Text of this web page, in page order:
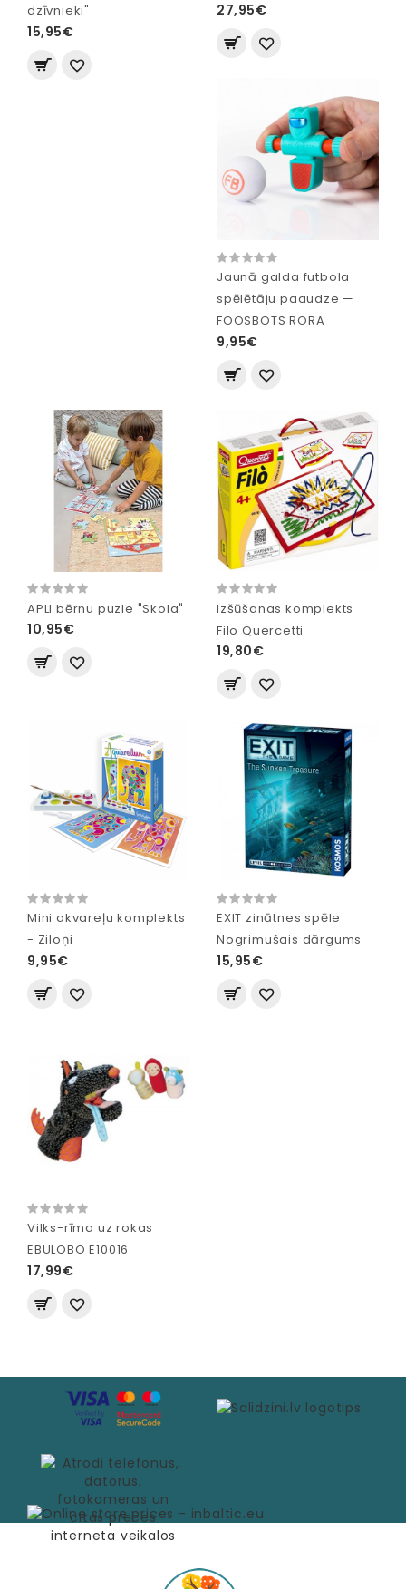
dzīvnieki"
15,95€
27,95€
Jaunā galda futbola
spēlētāju paaudze —
FOOSBOTS RORA
9,95€
APLI bērnu puzle "Skola"
10,95€
Izšūšanas komplekts
Filo Quercetti
19,80€
Mini akvareļu komplekts
- Ziloņi
9,95€
EXIT zinātnes spēle
Nogrimušais dārgums
15,95€
Vilks-rīma uz rokas
EBULOBO E10016
17,99€